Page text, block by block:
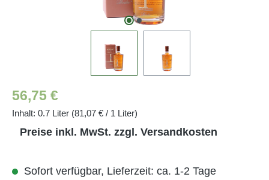
Regulärer Preis:
56,75 €
Inhalt: 0.7 Liter (81,07 € / 1 Liter)
Preise inkl. MwSt. zzgl. Versandkosten
Sofort verfügbar, Lieferzeit: ca. 1-2 Tage